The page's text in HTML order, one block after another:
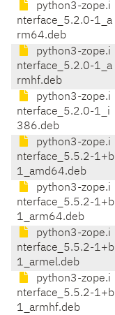
python3-zope.i
nterface_5.2.0-1_a
rm64.deb
python3-zope.i
nterface_5.2.0-1_a
rmhf.deb
python3-zope.i
nterface_5.2.0-1_i
386.deb
python3-zope.i
nterface_5.5.2-1+b
1_amd64.deb
python3-zope.i
nterface_5.5.2-1+b
1_arm64.deb
python3-zope.i
nterface_5.5.2-1+b
1_armel.deb
python3-zope.i
nterface_5.5.2-1+b
1_armhf.deb